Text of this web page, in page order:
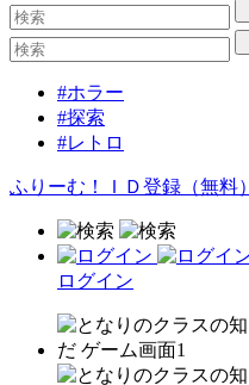
#ホラー
#探索
#レトロ
ふりーむ！ＩＤ登録（無料）
ログイン